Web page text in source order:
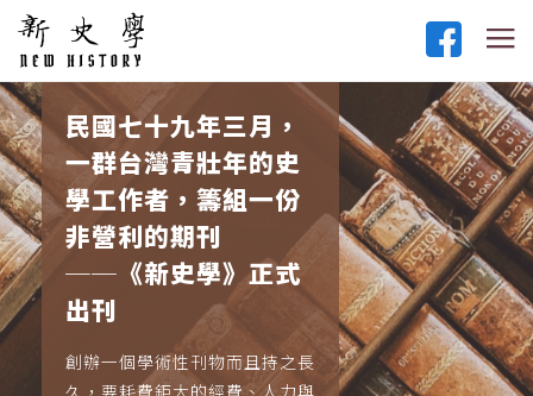
民國七十九年三月，
一群台灣青壯年的史
學工作者，籌組一份
非營利的期刊
──《新史學》正式
出刊
創辦一個學術性刊物而且持之長
久，要耗費鉅大的經費、人力與